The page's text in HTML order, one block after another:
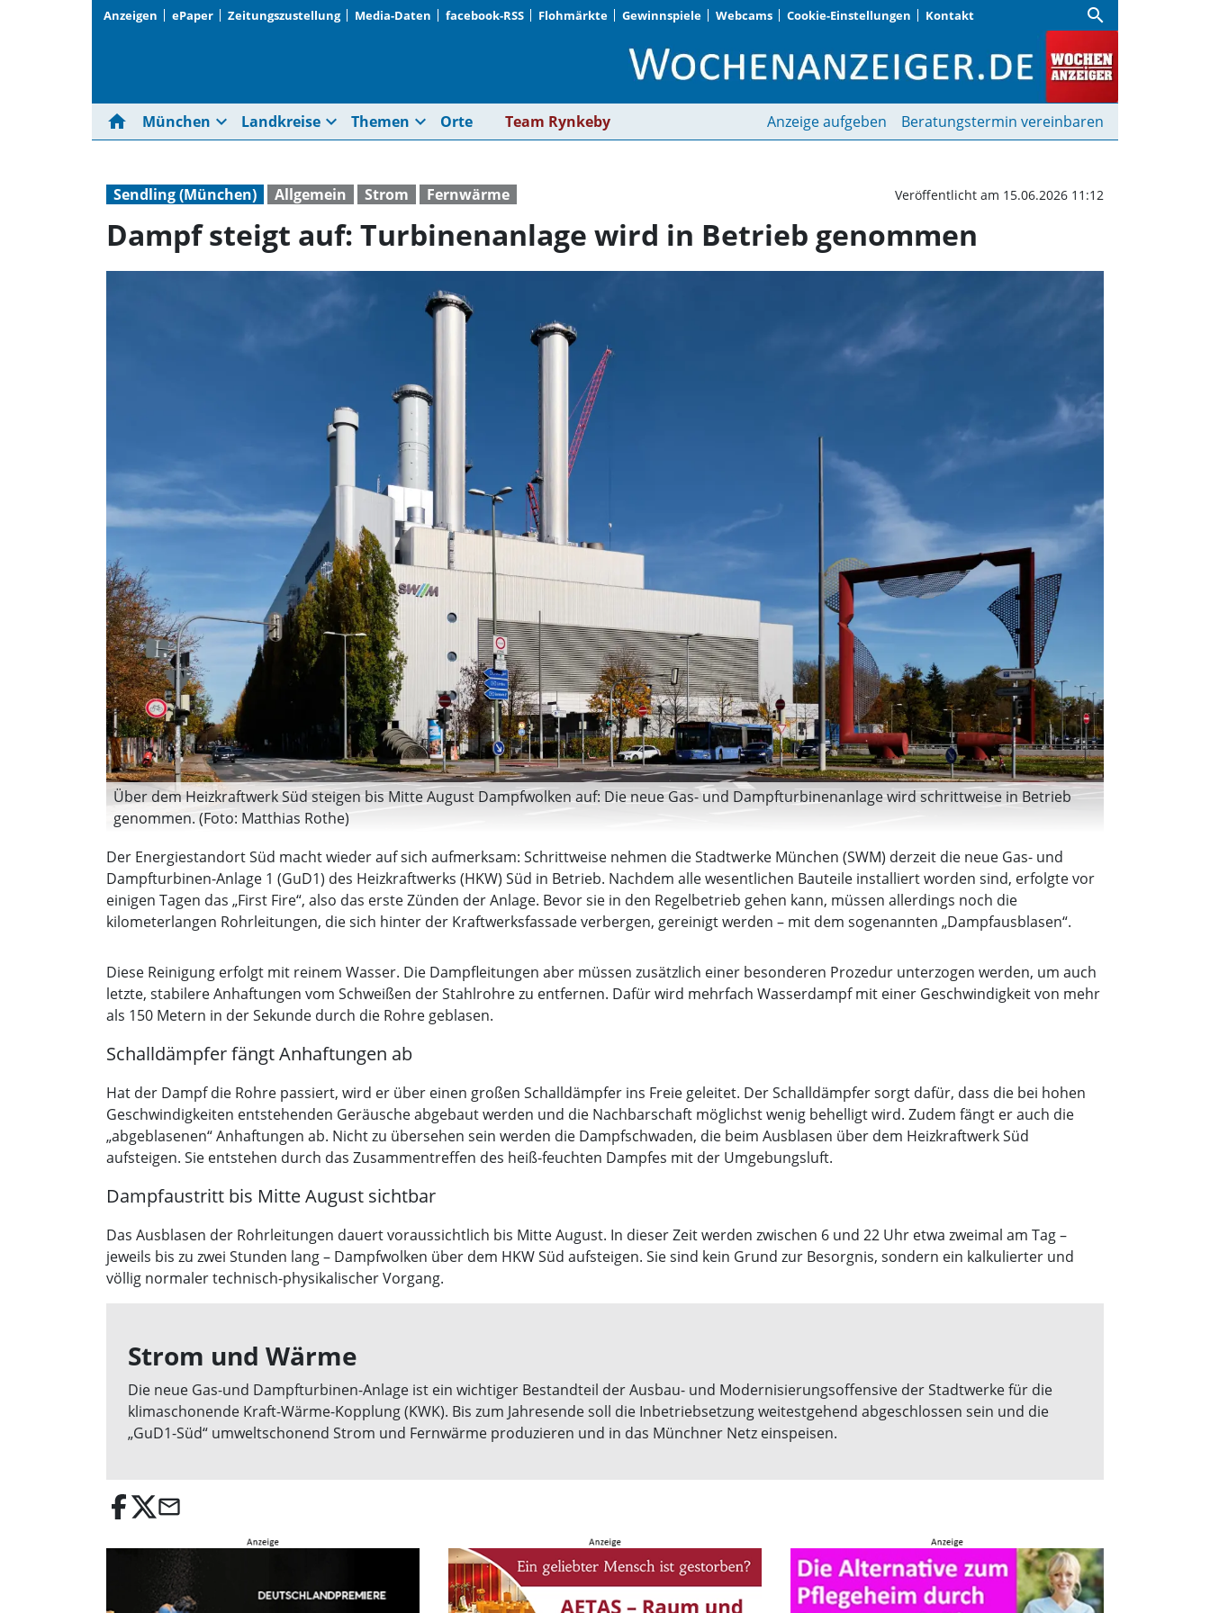
Anzeigen ePaper Zeitungszustellung Media-Daten facebook-RSS Flohmärkte Gewinnspiele Webcams Cookie-Einstellungen Kontakt search
Dampf steigt auf: Turbinenanlage wird in
home München expand_more Landkreise expand_more Themen expand_more Orte Team Rynkeby Anzeige aufgeben Beratungstermin vereinbaren
Sendling (München) Allgemein Strom Fernwärme Veröffentlicht am 15.06.2026 11:12
Dampf steigt auf: Turbinenanlage wird in Betrieb genommen
Über dem Heizkraftwerk Süd steigen bis Mitte August Dampfwolken auf: Die neue Gas- und Dampfturbinenanlage wird schrittweise in Betrieb
genommen. (Foto: Matthias Rothe)
Der Energiestandort Süd macht wieder auf sich aufmerksam: Schrittweise nehmen die Stadtwerke München (SWM) derzeit die neue Gas- und
Dampfturbinen-Anlage 1 (GuD1) des Heizkraftwerks (HKW) Süd in Betrieb. Nachdem alle wesentlichen Bauteile installiert worden sind, erfolgte vor
einigen Tagen das „First Fire“, also das erste Zünden der Anlage. Bevor sie in den Regelbetrieb gehen kann, müssen allerdings noch die
kilometerlangen Rohrleitungen, die sich hinter der Kraftwerksfassade verbergen, gereinigt werden – mit dem sogenannten „Dampfausblasen“.
Diese Reinigung erfolgt mit reinem Wasser. Die Dampfleitungen aber müssen zusätzlich einer besonderen Prozedur unterzogen werden, um auch
letzte, stabilere Anhaftungen vom Schweißen der Stahlrohre zu entfernen. Dafür wird mehrfach Wasserdampf mit einer Geschwindigkeit von mehr
als 150 Metern in der Sekunde durch die Rohre geblasen.
Schalldämpfer fängt Anhaftungen ab
Hat der Dampf die Rohre passiert, wird er über einen großen Schalldämpfer ins Freie geleitet. Der Schalldämpfer sorgt dafür, dass die bei hohen
Geschwindigkeiten entstehenden Geräusche abgebaut werden und die Nachbarschaft möglichst wenig behelligt wird. Zudem fängt er auch die
„abgeblasenen“ Anhaftungen ab. Nicht zu übersehen sein werden die Dampfschwaden, die beim Ausblasen über dem Heizkraftwerk Süd
aufsteigen. Sie entstehen durch das Zusammentreffen des heiß-feuchten Dampfes mit der Umgebungsluft.
Dampfaustritt bis Mitte August sichtbar
Das Ausblasen der Rohrleitungen dauert voraussichtlich bis Mitte August. In dieser Zeit werden zwischen 6 und 22 Uhr etwa zweimal am Tag –
jeweils bis zu zwei Stunden lang – Dampfwolken über dem HKW Süd aufsteigen. Sie sind kein Grund zur Besorgnis, sondern ein kalkulierter und
völlig normaler technisch-physikalischer Vorgang.
Strom und Wärme
Die neue Gas-und Dampfturbinen-Anlage ist ein wichtiger Bestandteil der Ausbau- und Modernisierungsoffensive der Stadtwerke für die
klimaschonende Kraft-Wärme-Kopplung (KWK). Bis zum Jahresende soll die Inbetriebsetzung weitestgehend abgeschlossen sein und die
„GuD1-Süd“ umweltschonend Strom und Fernwärme produzieren und in das Münchner Netz einspeisen.
email